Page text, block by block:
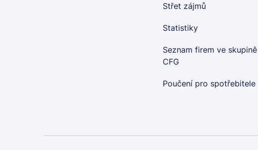
Střet zájmů
Statistiky
Seznam firem ve skupině
CFG
Poučení pro spotřebitele